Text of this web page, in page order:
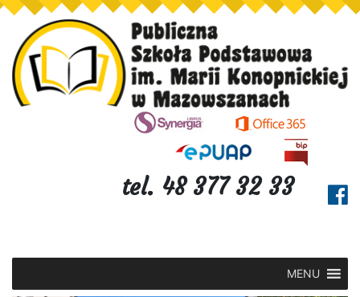
tel. 48 377 32 33
MENU